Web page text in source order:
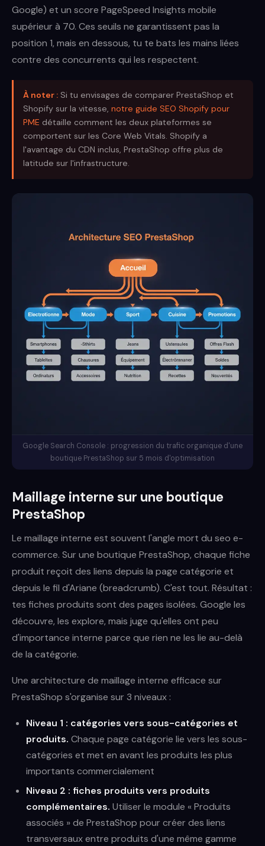
Google) et un score PageSpeed Insights mobile
supérieur à 70. Ces seuils ne garantissent pas la
position 1, mais en dessous, tu te bats les mains liées
contre des concurrents qui les respectent.
À noter : Si tu envisages de comparer PrestaShop et
Shopify sur la vitesse, notre guide SEO Shopify pour
PME détaille comment les deux plateformes se
comportent sur les Core Web Vitals. Shopify a
l'avantage du CDN inclus, PrestaShop offre plus de
latitude sur l'infrastructure.
Google Search Console : progression du trafic organique d'une
boutique PrestaShop sur 5 mois d'optimisation
Maillage interne sur une boutique
PrestaShop
Le maillage interne est souvent l'angle mort du seo e-
commerce. Sur une boutique PrestaShop, chaque fiche
produit reçoit des liens depuis la page catégorie et
depuis le fil d'Ariane (breadcrumb). C'est tout. Résultat :
tes fiches produits sont des pages isolées. Google les
découvre, les explore, mais juge qu'elles ont peu
d'importance interne parce que rien ne les lie au-delà
de la catégorie.
Une architecture de maillage interne efficace sur
PrestaShop s'organise sur 3 niveaux :
Niveau 1 : catégories vers sous-catégories et
produits. Chaque page catégorie lie vers les sous-
catégories et met en avant les produits les plus
importants commercialement
Niveau 2 : fiches produits vers produits
complémentaires. Utiliser le module « Produits
associés » de PrestaShop pour créer des liens
transversaux entre produits d'une même gamme